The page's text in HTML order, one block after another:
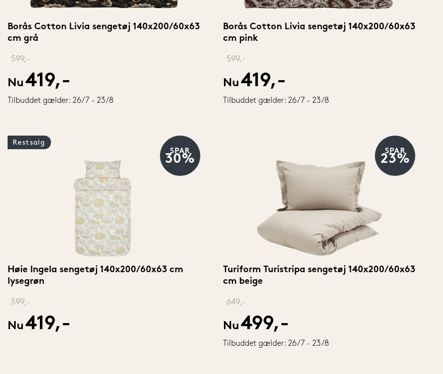
Borås Cotton Livia sengetøj 140x200/60x63
cm grå
599,-
Nu419,-
Tilbuddet gælder: 26/7 - 23/8
Borås Cotton Livia sengetøj 140x200/60x63
cm pink
599,-
Nu419,-
Tilbuddet gælder: 26/7 - 23/8
Høie Ingela sengetøj 140x200/60x63 cm
lysegrøn
599,-
Nu419,-
SPAR
30%
Restsalg
Turiform Turistripa sengetøj 140x200/60x63
cm beige
649,-
Nu499,-
Tilbuddet gælder: 26/7 - 23/8
SPAR
23%